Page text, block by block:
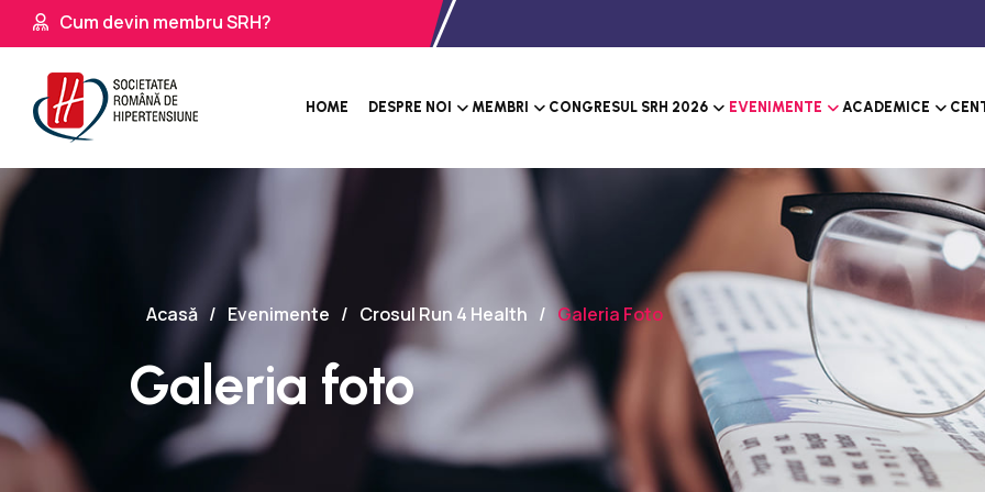
Cum devin membru SRH?
HOME DESPRE NOI MEMBRI CONGRESUL SRH 2026 EVENIMENTE ACADEMICE
Galeria foto
Acasă Evenimente Crosul Run 4 Health Galeria Foto